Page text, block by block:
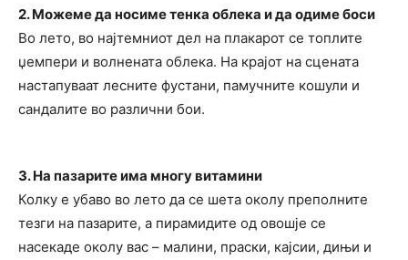
2. Можеме да носиме тенка облека и да одиме боси
Во лето, во најтемниот дел на плакарот се топлите
џемпери и волнената облека. На крајот на сцената
настапуваат лесните фустани, памучните кошули и
сандалите во различни бои.
3. На пазарите има многу витамини
Колку е убаво во лето да се шета околу преполните
тезги на пазарите, а пирамидите од овошје се
насекаде околу вас – малини, праски, кајсии, дињи и